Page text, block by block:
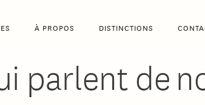
À PROPOS DISTINCTIONS
parlent de